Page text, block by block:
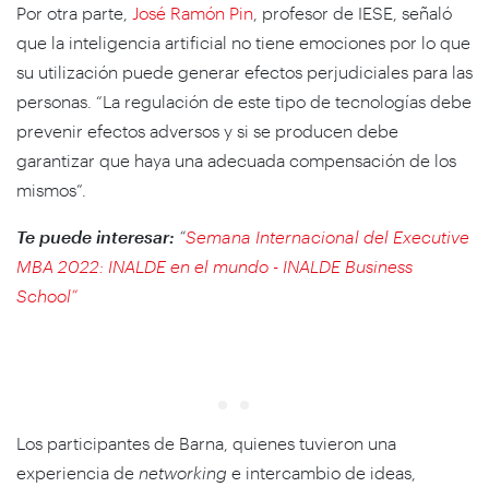
Por otra parte, José Ramón Pin , profesor de IESE, señaló
que la inteligencia artificial no tiene emociones por lo que
su utilización puede generar efectos perjudiciales para las
personas. “La regulación de este tipo de tecnologías debe
prevenir efectos adversos y si se producen debe
garantizar que haya una adecuada compensación de los
mismos”.
Te puede interesar: “Semana Internacional del Executive
MBA 2022: INALDE en el mundo - INALDE Business
School”
Los participantes de Barna, quienes tuvieron una
experiencia de networking e intercambio de ideas,